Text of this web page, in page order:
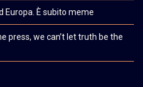
Europa. È subito meme
press, we can’t let truth be the